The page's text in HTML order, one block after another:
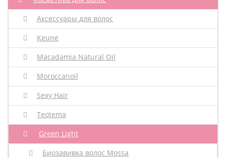
Аксессуары для волос
Keune
Macadamia Natural Oil
Moroccanoil
Sexy Hair
Teotema
Green Light
Биозавивка волос Mossa